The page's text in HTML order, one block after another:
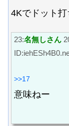
4Kでドット打
23:名無しさん
>>17
意味ねー